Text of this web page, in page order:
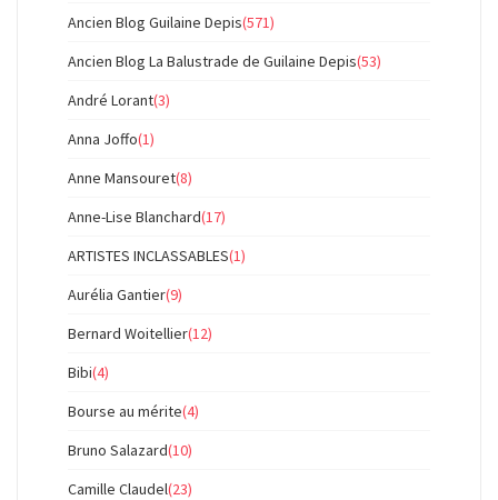
Ancien Blog Guilaine Depis(571)
Ancien Blog La Balustrade de Guilaine Depis(53)
André Lorant(3)
Anna Joffo(1)
Anne Mansouret(8)
Anne-Lise Blanchard(17)
ARTISTES INCLASSABLES(1)
Aurélia Gantier(9)
Bernard Woitellier(12)
Bibi(4)
Bourse au mérite(4)
Bruno Salazard(10)
Camille Claudel(23)